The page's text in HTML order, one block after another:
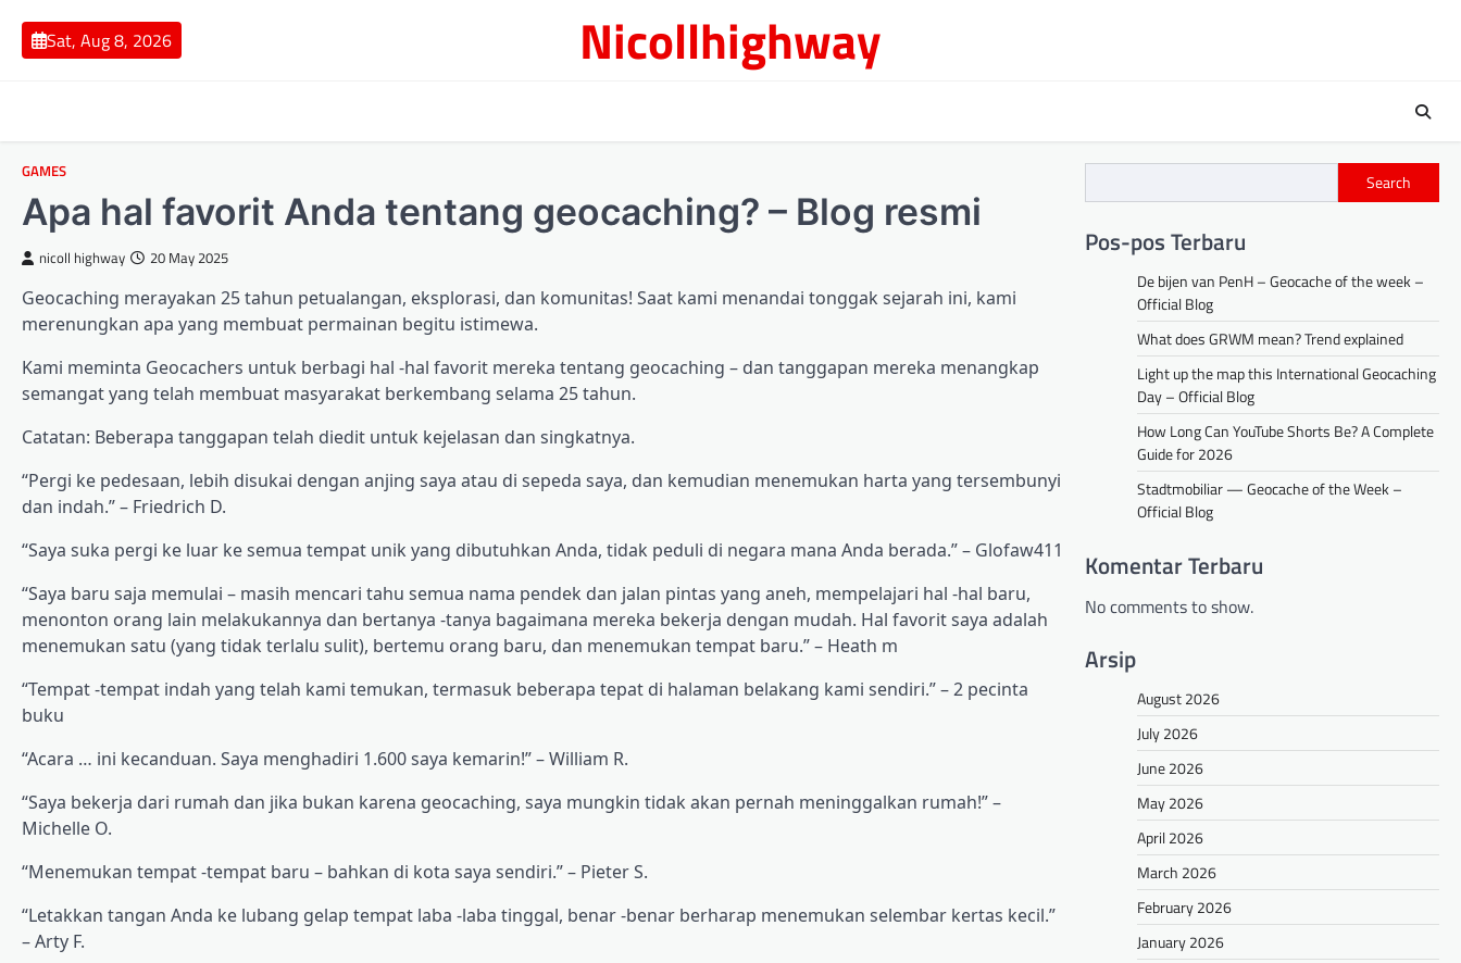
content
Sat, Aug 8, 2026 Nicollhighway
GAMES
Apa hal favorit Anda tentang geocaching? – Blog resmi
nicoll highway 20 May 2025
Geocaching merayakan 25 tahun petualangan, eksplorasi, dan komunitas! Saat kami menandai tonggak sejarah ini, kami
merenungkan apa yang membuat permainan begitu istimewa.
Kami meminta Geocachers untuk berbagi hal -hal favorit mereka tentang geocaching – dan tanggapan mereka menangkap
semangat yang telah membuat masyarakat berkembang selama 25 tahun.
Catatan: Beberapa tanggapan telah diedit untuk kejelasan dan singkatnya.
“Pergi ke pedesaan, lebih disukai dengan anjing saya atau di sepeda saya, dan kemudian menemukan harta yang tersembunyi
dan indah.” – Friedrich D.
“Saya suka pergi ke luar ke semua tempat unik yang dibutuhkan Anda, tidak peduli di negara mana Anda berada.” – Glofaw411
“Saya baru saja memulai – masih mencari tahu semua nama pendek dan jalan pintas yang aneh, mempelajari hal -hal baru,
menonton orang lain melakukannya dan bertanya -tanya bagaimana mereka bekerja dengan mudah. ​​Hal favorit saya adalah
menemukan satu (yang tidak terlalu sulit), bertemu orang baru, dan menemukan tempat baru.” – Heath m
“Tempat -tempat indah yang telah kami temukan, termasuk beberapa tepat di halaman belakang kami sendiri.” – 2 pecinta
buku
“Acara … ini kecanduan. Saya menghadiri 1.600 saya kemarin!” – William R.
“Saya bekerja dari rumah dan jika bukan karena geocaching, saya mungkin tidak akan pernah meninggalkan rumah!” –
Michelle O.
“Menemukan tempat -tempat baru – bahkan di kota saya sendiri.” – Pieter S.
“Letakkan tangan Anda ke lubang gelap tempat laba -laba tinggal, benar -benar berharap menemukan selembar kertas kecil.”
– Arty F.
Search
Pos-pos Terbaru
De bijen van PenH – Geocache of the week –
Official Blog
What does GRWM mean? Trend explained
Light up the map this International Geocaching
Day – Official Blog
How Long Can YouTube Shorts Be? A Complete
Guide for 2026
Stadtmobiliar — Geocache of the Week –
Official Blog
Komentar Terbaru
No comments to show.
Arsip
August 2026
July 2026
June 2026
May 2026
April 2026
March 2026
February 2026
January 2026